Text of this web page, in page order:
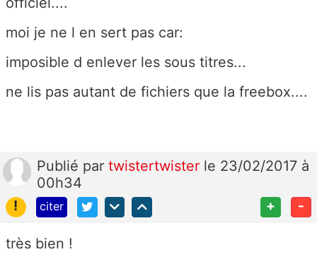
moi je ne l en sert pas car:
imposible d enlever les sous titres...
ne lis pas autant de fichiers que la freebox....
Publié par twistertwister le 23/02/2017 à
00h34
!
citer + -
très bien !